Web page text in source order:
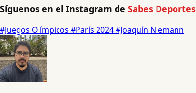
Síguenos en el Instagram de Sabes Deportes
#Juegos Olímpicos #París 2024#Joaquín Niemann